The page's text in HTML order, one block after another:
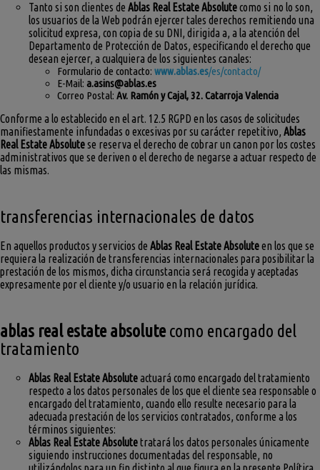
Tanto si son clientes de Ablas Real Estate Absolutecomo si no lo son,
los usuarios de la Web podrán ejercer tales derechos remitiendo una
solicitud expresa, con copia de su DNI, dirigida a, a la atención del
Departamento de Protección de Datos, especificando el derecho que
desean ejercer, a cualquiera de los siguientes canales:
Formulario de contacto: www.ablas.es/es/contacto/
E-Mail: a.asins@ablas.es
Correo Postal: Av. Ramón y Cajal, 32. Catarroja Valencia
Conforme a lo establecido en el art. 12.5 RGPD en los casos de solicitudes
manifiestamente infundadas o excesivas por su carácter repetitivo, Ablas
Real Estate Absolutese reserva el derecho de cobrar un canon por los costes
administrativos que se deriven o el derecho de negarse a actuar respecto de
las mismas.
transferencias internacionales de datos
En aquellos productos y servicios de Ablas Real Estate Absoluteen los que se
requiera la realización de transferencias internacionales para posibilitar la
prestación de los mismos, dicha circunstancia será recogida y aceptadas
expresamente por el cliente y/o usuario en la relación jurídica.
ablas real estate absolutecomo encargado del
tratamiento
Ablas Real Estate Absoluteactuará como encargado del tratamiento
respecto a los datos personales de los que el cliente sea responsable o
encargado del tratamiento, cuando ello resulte necesario para la
adecuada prestación de los servicios contratados, conforme a los
términos siguientes:
Ablas Real Estate Absolutetratará los datos personales únicamente
siguiendo instrucciones documentadas del responsable, no